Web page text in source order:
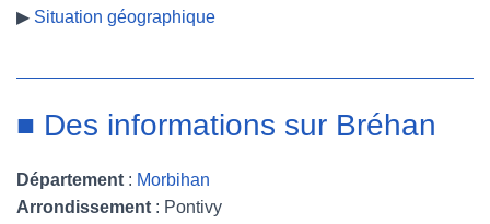
▶ Situation géographique
■ Des informations sur Bréhan
Département : Morbihan
Arrondissement : Pontivy